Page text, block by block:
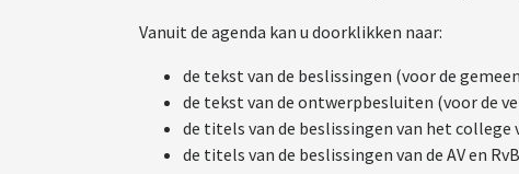
Vanuit de agenda kan u doorklikken naar:
de tekst van de beslissingen (voor de
de tekst van de ontwerpbesluiten (voor de
de titels van de beslissingen van het college
de titels van de beslissingen van de AV en